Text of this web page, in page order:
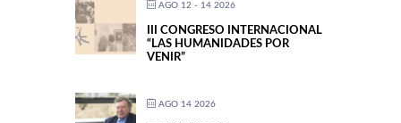
AGO 12 - 14 2026
III CONGRESO INTERNACIONAL
“LAS HUMANIDADES POR
VENIR”
AGO 14 2026